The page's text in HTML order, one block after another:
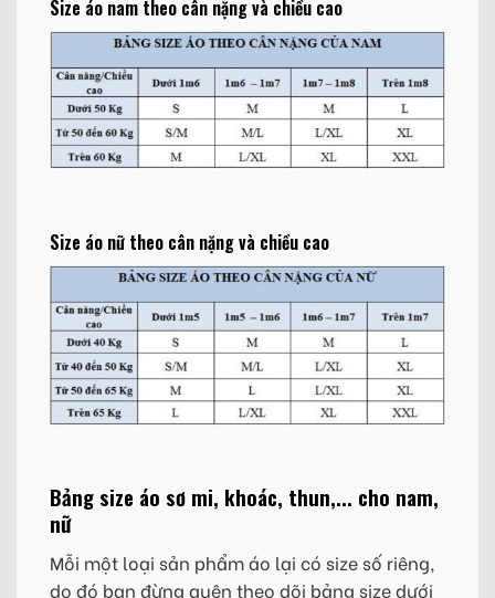
Size áo nam theo cân nặng và chiều cao
Size áo nữ theo cân nặng và chiều cao
Bảng size áo sơ mi, khoác, thun,... cho nam,
nữ
Mỗi một loại sản phẩm áo lại có size số riêng,
do đó bạn đừng quên theo dõi bảng size dưới